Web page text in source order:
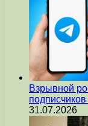
Взрывной
31.07.2026